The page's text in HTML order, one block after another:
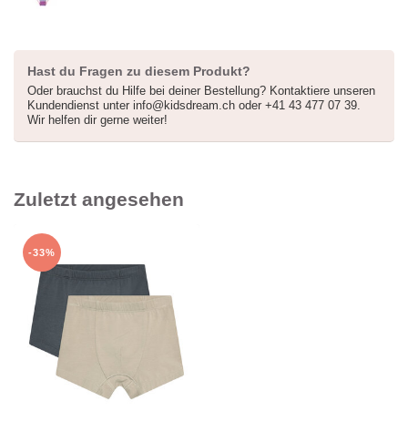
Hast du Fragen zu diesem Produkt?
Oder brauchst du Hilfe bei deiner Bestellung? Kontaktiere unseren
Kundendienst unter info@kidsdream.ch oder +41 43 477 07 39.
Wir helfen dir gerne weiter!
Zuletzt angesehen
-33%